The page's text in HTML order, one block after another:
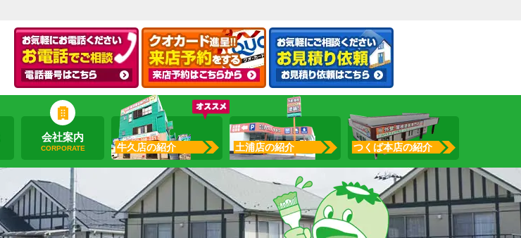
会社案内
CORPORATE 牛久店の紹介 土浦店の紹介 つくば本店の紹介